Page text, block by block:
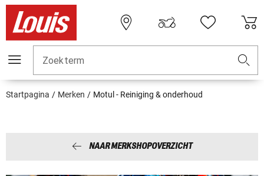
Zoekterm
Startpagina Merken Motul - Reiniging & onderhoud
NAAR MERKSHOPOVERZICHT